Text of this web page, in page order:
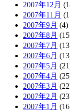
2007年12月
2007年11月
2007年9月 (4)
2007年8月
2007年7月
2007年6月
2007年5月
2007年4月
2007年3月
2007年2月
2007年1月